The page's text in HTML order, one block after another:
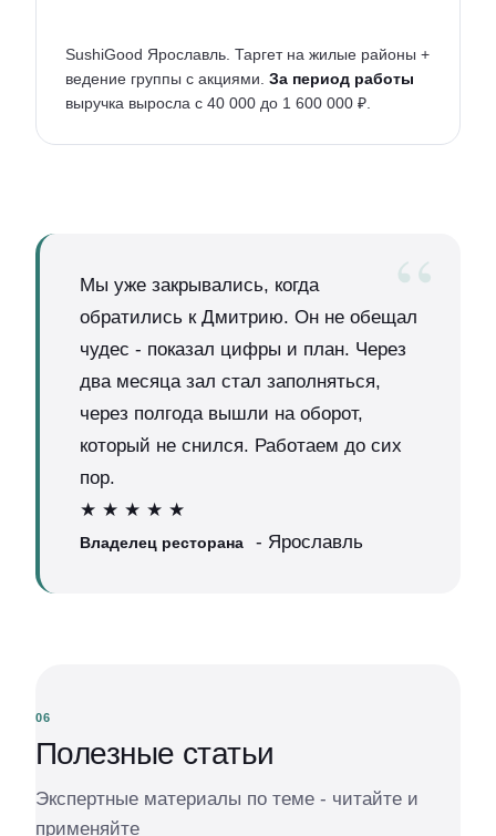
SushiGood Ярославль. Таргет на жилые районы +
ведение группы с акциями. За период работы
выручка выросла с 40 000 до 1 600 000 ₽.
Мы уже закрывались, когда
обратились к Дмитрию. Он не обещал
чудес - показал цифры и план. Через
два месяца зал стал заполняться,
через полгода вышли на оборот,
который не снился. Работаем до сих
пор.
★ ★ ★ ★ ★
Владелец ресторана - Ярославль
06
Полезные статьи
Экспертные материалы по теме - читайте и
применяйте